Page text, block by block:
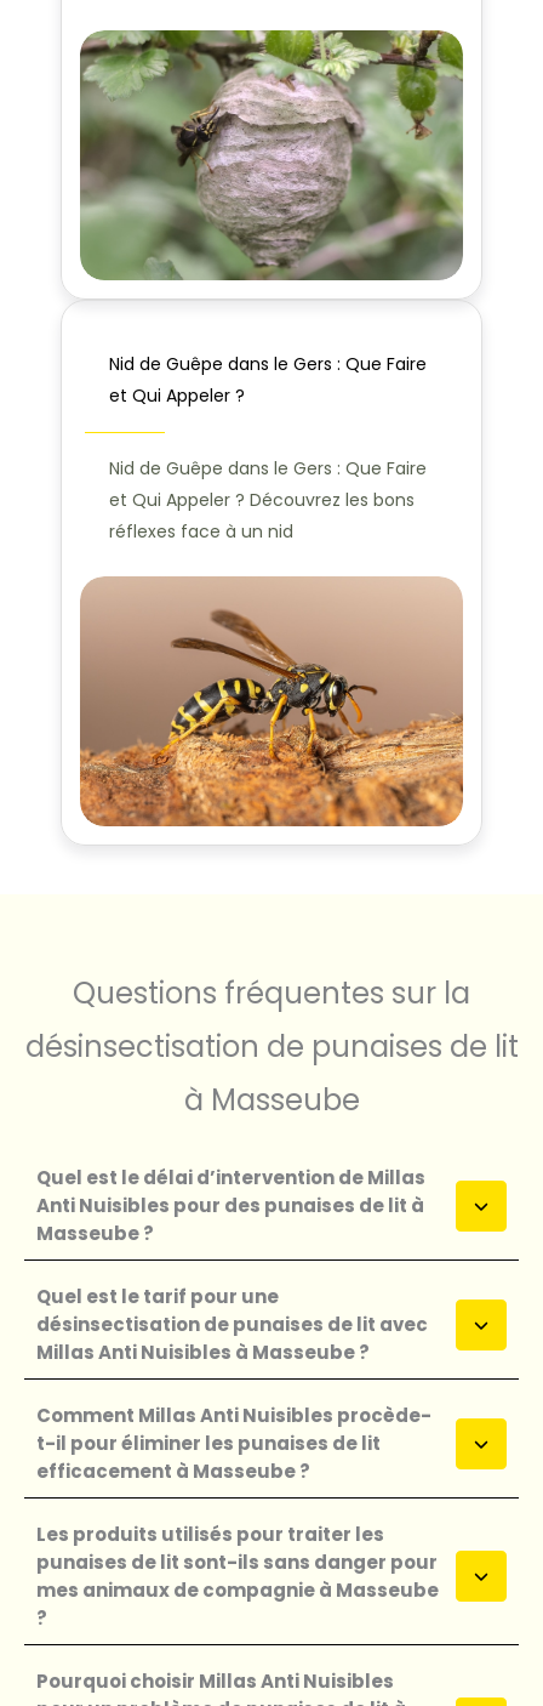
Nid de Guêpe dans le Gers : Que Faire
et Qui Appeler ?
Nid de Guêpe dans le Gers : Que Faire
et Qui Appeler ? Découvrez les bons
réflexes face à un nid
Questions fréquentes sur la
désinsectisation de punaises de lit
à Masseube
Quel est le délai d’intervention de Millas
Anti Nuisibles pour des punaises de lit à
Masseube ?
Quel est le tarif pour une
désinsectisation de punaises de lit avec
Millas Anti Nuisibles à Masseube ?
Comment Millas Anti Nuisibles procède-
t-il pour éliminer les punaises de lit
efficacement à Masseube ?
Les produits utilisés pour traiter les
punaises de lit sont-ils sans danger pour
mes animaux de compagnie à Masseube
?
Pourquoi choisir Millas Anti Nuisibles